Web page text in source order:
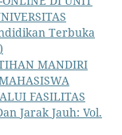
Terbuka
MANDIRI
FASILITAS
Jarak Jauh: Vol.